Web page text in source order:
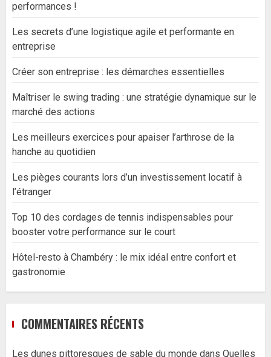
performances !
Les secrets d’une logistique agile et performante en
entreprise
Créer son entreprise : les démarches essentielles
Maîtriser le swing trading : une stratégie dynamique sur le
marché des actions
Les meilleurs exercices pour apaiser l’arthrose de la
hanche au quotidien
Les pièges courants lors d’un investissement locatif à
l’étranger
Top 10 des cordages de tennis indispensables pour
booster votre performance sur le court
Hôtel-resto à Chambéry : le mix idéal entre confort et
gastronomie
COMMENTAIRES RÉCENTS
Les dunes pittoresques de sable du monde dans Quelles